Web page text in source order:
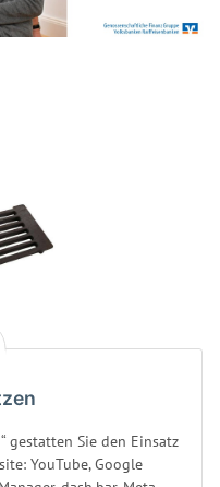
gestatten Sie den Einsatz
YouTube, Google
/